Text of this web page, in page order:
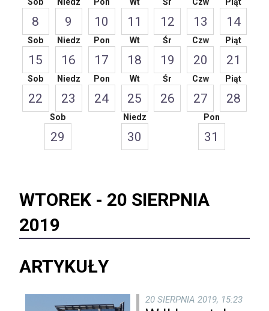
8 9 10 11 12 13 14
Sob
15
Niedz
16
Pon
17
Wt
18
Śr
19
Czw
20
Piąt
21
Sob
22
Niedz
23
Pon
24
Wt
25
Śr
26
Czw
27
Piąt
28
Sob
29
Niedz
30
Pon
31
WTOREK - 20 SIERPNIA
2019
ARTYKUŁY
20 SIERPNIA 2019, 15:23